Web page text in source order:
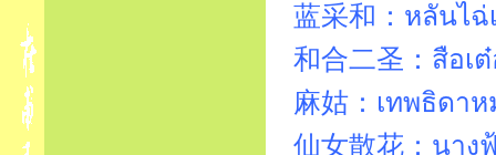
蓝采和：หลันไฉ่
和合二圣：สือเ
麻姑：เทพธิดา
仙女散花：นา